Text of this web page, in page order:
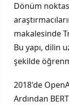
Dönüm
makalesinde
Bu yapı, dilin
şekilde
2018'de
Ardından